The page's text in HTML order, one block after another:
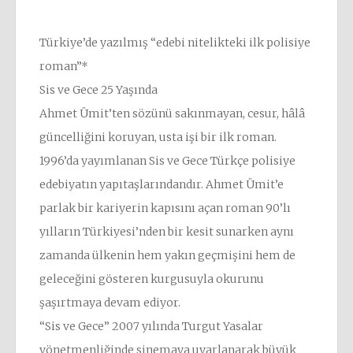
Türkiye’de yazılmış “edebi nitelikteki ilk polisiye
roman”*
Sis ve Gece 25 Yaşında
Ahmet Ümit’ten sözünü sakınmayan, cesur, hâlâ
güncelliğini koruyan, usta işi bir ilk roman.
1996’da yayımlanan Sis ve Gece Türkçe polisiye
edebiyatın yapıtaşlarındandır. Ahmet Ümit’e
parlak bir kariyerin kapısını açan roman 90’lı
yılların Türkiyesi’nden bir kesit sunarken aynı
zamanda ülkenin hem yakın geçmişini hem de
geleceğini gösteren kurgusuyla okurunu
şaşırtmaya devam ediyor.
“Sis ve Gece” 2007 yılında Turgut Yasalar
yönetmenliğinde sinemaya uyarlanarak büyük